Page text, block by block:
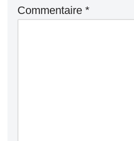
Commentaire *